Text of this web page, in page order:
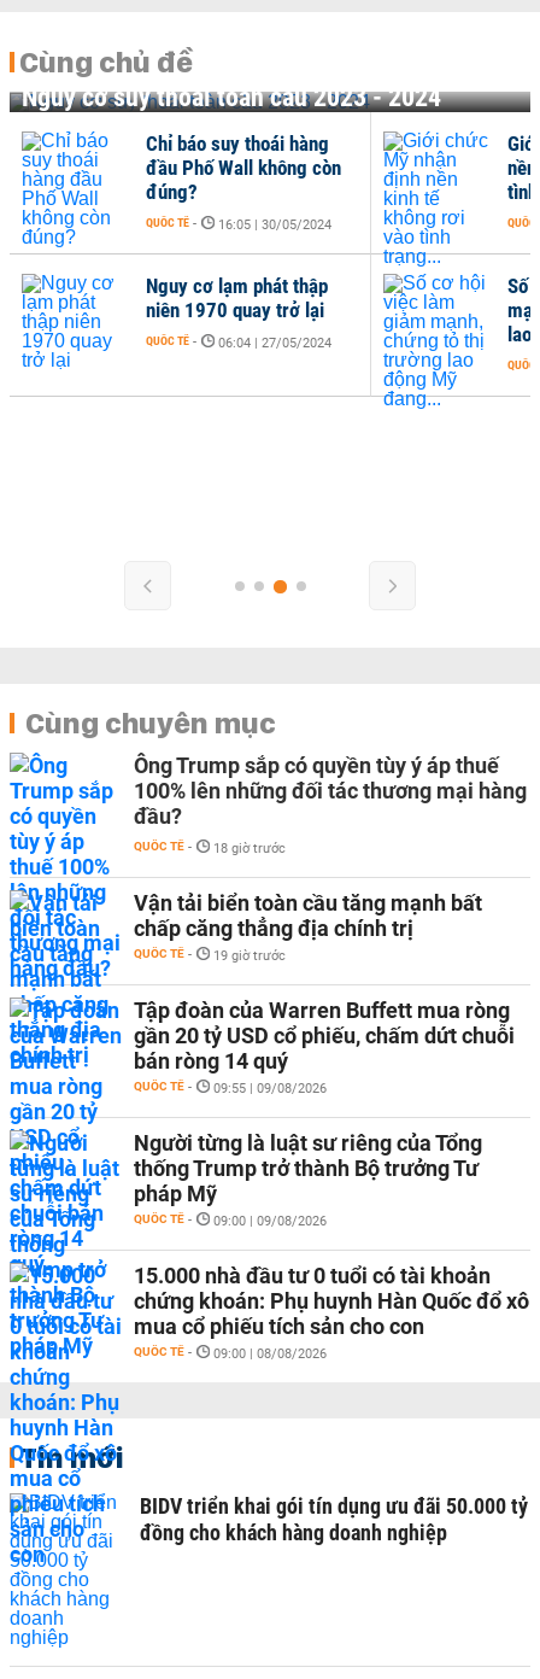
Cùng chủ đề
Nguy cơ suy thoái toàn cầu 2023 - 2024
Số
lao
QUỐC
Chỉ báo suy thoái hàng
đầu Phố Wall không còn
đúng?
QUỐC TẾ - 16:05 | 30/05/2024
Nguy cơ lạm phát thập
niên 1970 quay trở lại
QUỐC TẾ - 06:04 | 27/05/2024
QUỐC
Cùng chuyên mục
Ông Trump sắp có quyền tùy ý áp thuế
100% lên những đối tác thương mại hàng
đầu?
QUỐC TẾ - 18 giờ trước
Vận tải biển toàn cầu tăng mạnh bất
chấp căng thẳng địa chính trị
QUỐC TẾ - 19 giờ trước
Tập đoàn của Warren Buffett mua ròng
gần 20 tỷ USD cổ phiếu, chấm dứt chuỗi
bán ròng 14 quý
QUỐC TẾ - 09:55 | 09/08/2026
Người từng là luật sư riêng của Tổng
thống Trump trở thành Bộ trưởng Tư
pháp Mỹ
QUỐC TẾ - 09:00 | 09/08/2026
15.000 nhà đầu tư 0 tuổi có tài khoản
chứng khoán: Phụ huynh Hàn Quốc đổ xô
mua cổ phiếu tích sản cho con
QUỐC TẾ - 09:00 | 08/08/2026
Tin mới
BIDV triển khai gói tín dụng ưu đãi 50.000 tỷ
đồng cho khách hàng doanh nghiệp